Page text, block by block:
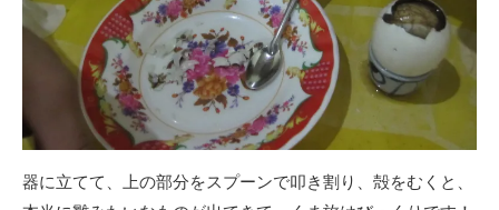
器に立てて、上の部分をスプーンで叩き割り、殻をむくと、